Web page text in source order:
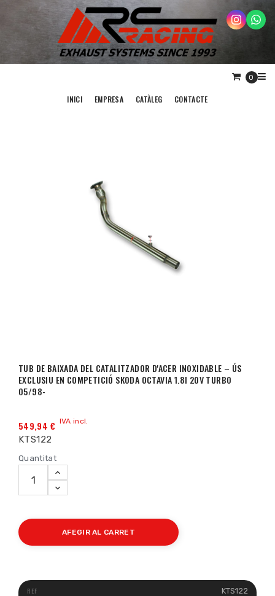
0
INICI EMPRESA CATÀLEG CONTACTE
TUB DE BAIXADA DEL CATALITZADOR D'ACER INOXIDABLE – ÚS
EXCLUSIU EN COMPETICIÓ SKODA OCTAVIA 1.8I 20V TURBO
05/98-
549,94 € IVA incl.
KTS122
Quantitat
AFEGIR AL CARRET
KTS122